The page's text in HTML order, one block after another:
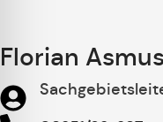
Florian